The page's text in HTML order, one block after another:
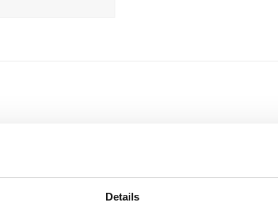
Details